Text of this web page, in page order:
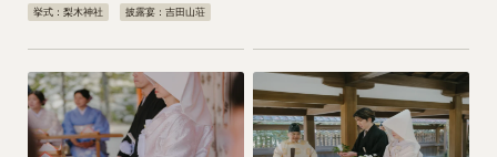
挙式：梨木神社 披露宴：吉田山荘